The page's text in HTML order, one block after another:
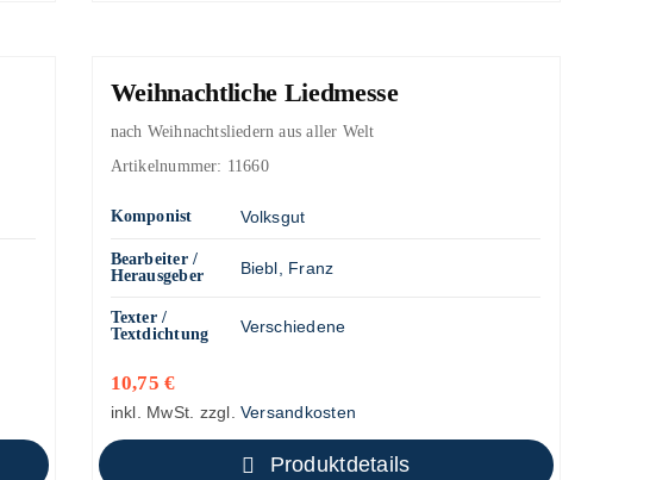
Weihnachtliche Liedmesse
nach Weihnachtsliedern aus aller Welt
Artikelnummer: 11660
Komponist Volksgut
Bearbeiter /
Herausgeber
Biebl, Franz
Texter /
Textdichtung
Verschiedene
10,75€
inkl. MwSt. zzgl. Versandkosten
Produktdetails